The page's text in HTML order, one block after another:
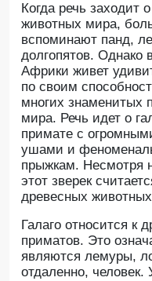
Когда речь заходит
животных мира,
вспоминают панд,
долгопятов. Однако
Африки живет
по своим
многих знаменитых
мира. Речь идет о
примате с
ушами и
прыжкам. Несмотря
этот зверек
древесных
Галаго относится к
приматов. Это
являются лемуры,
отдаленно, человек.